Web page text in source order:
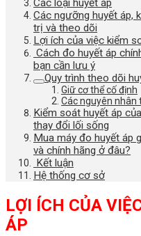
Các loại huyết áp
Các ngưỡng huyết áp,
trị và theo dõi
Lợi ích của việc kiểm
Cách đo huyết áp
bạn cần lưu ý
Quy trình theo dõi
Giữ cơ thể cố định
Các nguyên nhân
Kiểm soát huyết áp
thay đổi lối sống
Mua máy đo huyết áp
và chính hãng ở đâu?
Kết luận
Hệ thống cơ sở
LỢI ÍCH CỦA
ÁP